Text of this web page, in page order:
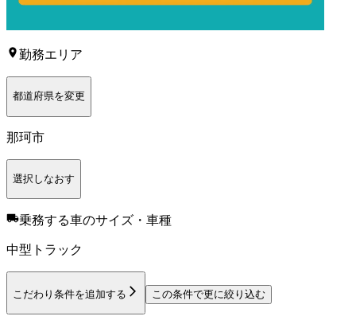
勤務エリア
都道府県を変更
那珂市
選択しなおす
乗務する車のサイズ・車種
中型トラック
こだわり条件を追加する この条件で更に絞り込む